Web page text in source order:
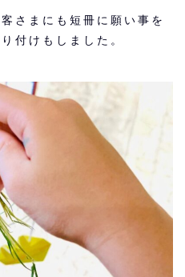
さまにも短冊に願い事を
付けもしました。